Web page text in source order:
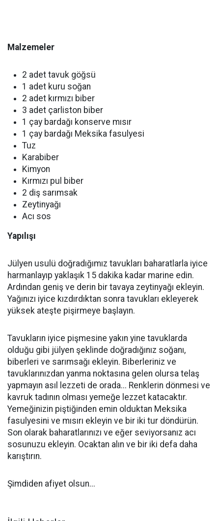
Malzemeler
2 adet tavuk göğsü
1 adet kuru soğan
2 adet kırmızı biber
3 adet çarliston biber
1 çay bardağı konserve mısır
1 çay bardağı Meksika fasulyesi
Tuz
Karabiber
Kimyon
Kırmızı pul biber
2 diş sarımsak
Zeytinyağı
Acı sos
Yapılışı
Jülyen usulü doğradığımız tavukları baharatlarla iyice
harmanlayıp yaklaşık 15 dakika kadar marine edin.
Ardından geniş ve derin bir tavaya zeytinyağı ekleyin.
Yağınızı iyice kızdırdıktan sonra tavukları ekleyerek
yüksek ateşte pişirmeye başlayın.
Tavukların iyice pişmesine yakın yine tavuklarda
olduğu gibi jülyen şeklinde doğradığınız soğanı,
biberleri ve sarımsağı ekleyin. Biberleriniz ve
tavuklarınızdan yanma noktasına gelen olursa telaş
yapmayın asıl lezzeti de orada... Renklerin dönmesi ve
kavruk tadının olması yemeğe lezzet katacaktır.
Yemeğinizin piştiğinden emin olduktan Meksika
fasulyesini ve mısırı ekleyin ve bir iki tur döndürün.
Son olarak baharatlarınızı ve eğer seviyorsanız acı
sosunuzu ekleyin. Ocaktan alın ve bir iki defa daha
karıştırın.
Şimdiden afiyet olsun...